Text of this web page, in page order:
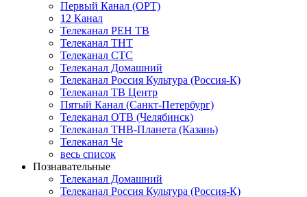
Первый Канал (ОРТ)
12 Канал
Телеканал РЕН ТВ
Телеканал ТНТ
Телеканал СТС
Телеканал Домашний
Телеканал Россия Культура (Россия-К)
Телеканал ТВ Центр
Пятый Канал (Санкт-Петербург)
Телеканал ОТВ (Челябинск)
Телеканал ТНВ-Планета (Казань)
Телеканал Че
весь список
Познавательные
Телеканал Домашний
Телеканал Россия Культура (Россия-К)